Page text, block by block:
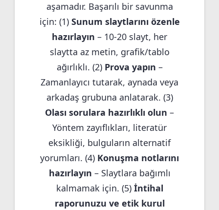
aşamadır. Başarılı bir savunma
için: (1) Sunum slaytlarını özenle
hazırlayın – 10-20 slayt, her
slaytta az metin, grafik/tablo
ağırlıklı. (2) Prova yapın –
Zamanlayıcı tutarak, aynada veya
arkadaş grubuna anlatarak. (3)
Olası sorulara hazırlıklı olun –
Yöntem zayıflıkları, literatür
eksikliği, bulguların alternatif
yorumları. (4) Konuşma notlarını
hazırlayın – Slaytlara bağımlı
kalmamak için. (5) İntihal
raporunuzu ve etik kurul